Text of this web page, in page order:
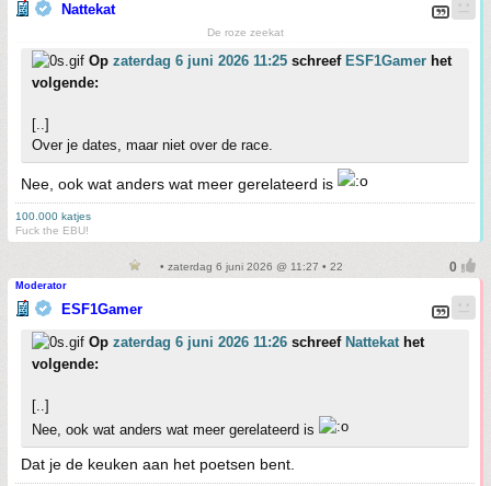
Nattekat
De roze zeekat
Op zaterdag 6 juni 2026 11:25 schreef ESF1Gamer het
volgende:
[..]
Over je dates, maar niet over de race.
Nee, ook wat anders wat meer gerelateerd is
100.000 katjes
Fuck the EBU!
• zaterdag 6 juni 2026 @ 11:27 • 22
Moderator
ESF1Gamer
Op zaterdag 6 juni 2026 11:26 schreef Nattekathet
volgende:
[..]
Nee, ook wat anders wat meer gerelateerd is
Dat je de keuken aan het poetsen bent.